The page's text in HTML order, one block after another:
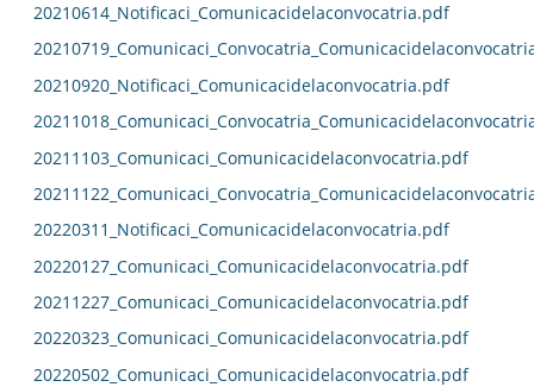
20210614_Notificaci_Comunicacidelaconvocatria.pdf
20210920_Notificaci_Comunicacidelaconvocatria.pdf
20211103_Comunicaci_Comunicacidelaconvocatria.pdf
20220311_Notificaci_Comunicacidelaconvocatria.pdf
20220127_Comunicaci_Comunicacidelaconvocatria.pdf
20211227_Comunicaci_Comunicacidelaconvocatria.pdf
20220323_Comunicaci_Comunicacidelaconvocatria.pdf
20220502_Comunicaci_Comunicacidelaconvocatria.pdf